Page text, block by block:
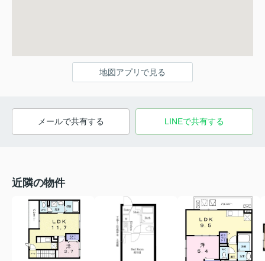
地図アプリで見る
メールで共有する LINEで共有する
近隣の物件